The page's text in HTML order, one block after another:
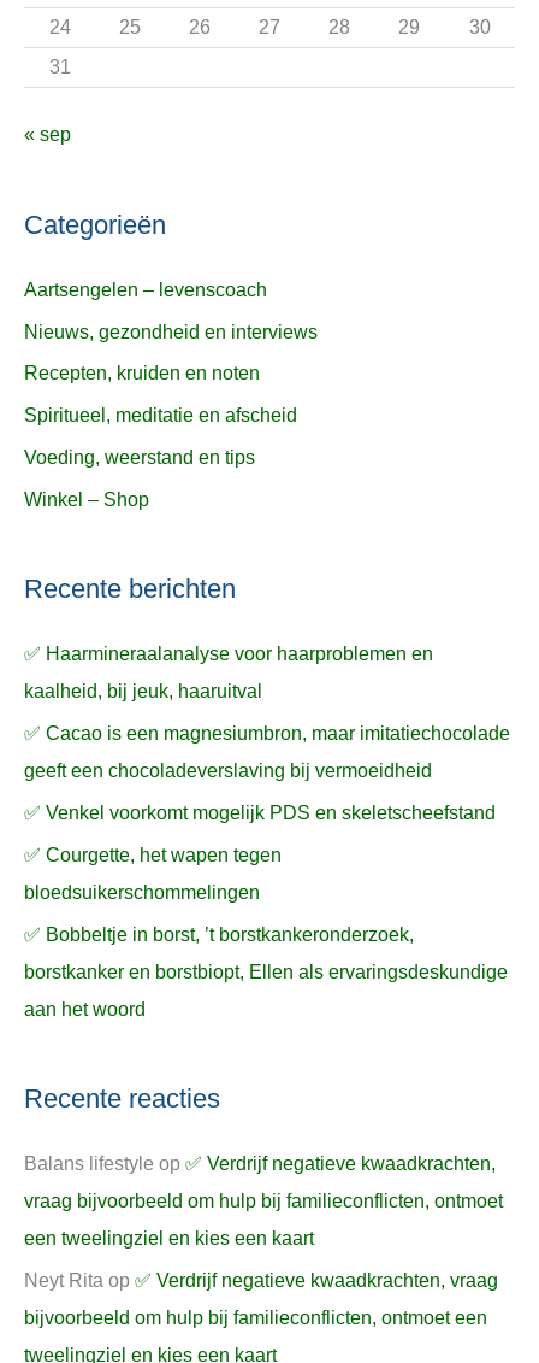
24
25 26 27 28 29
30
31
« sep
Categorieën
Aartsengelen – levenscoach
Nieuws, gezondheid en interviews
Recepten, kruiden en noten
Spiritueel, meditatie en afscheid
Voeding, weerstand en tips
Winkel – Shop
Recente berichten
✅ Haarmineraalanalyse voor haarproblemen en
kaalheid, bij jeuk, haaruitval
✅ Cacao is een magnesiumbron, maar imitatiechocolade
geeft een chocoladeverslaving bij vermoeidheid
✅ Venkel voorkomt mogelijk PDS en skeletscheefstand
✅ Courgette, het wapen tegen
bloedsuikerschommelingen
✅ Bobbeltje in borst, ’t borstkankeronderzoek,
borstkanker en borstbiopt, Ellen als ervaringsdeskundige
aan het woord
Recente reacties
Balans lifestyle op ✅ Verdrijf negatieve kwaadkrachten,
vraag bijvoorbeeld om hulp bij familieconflicten, ontmoet
een tweelingziel en kies een kaart
Neyt Rita op ✅ Verdrijf negatieve kwaadkrachten, vraag
bijvoorbeeld om hulp bij familieconflicten, ontmoet een
tweelingziel en kies een kaart